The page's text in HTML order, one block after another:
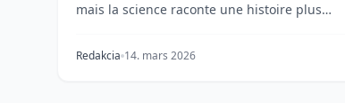
mais la science raconte une histoire plus
Redakcia 14. mars 2026